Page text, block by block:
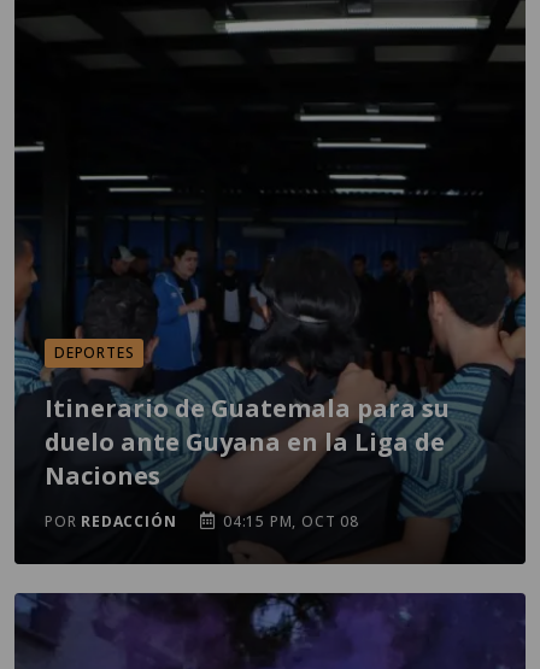
DEPORTES
Itinerario de Guatemala para su
duelo ante Guyana en la Liga de
Naciones
POR REDACCIÓN 04:15 PM, OCT 08